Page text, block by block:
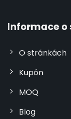
Informace o
O stránkách
Kupón
MOQ
Blog